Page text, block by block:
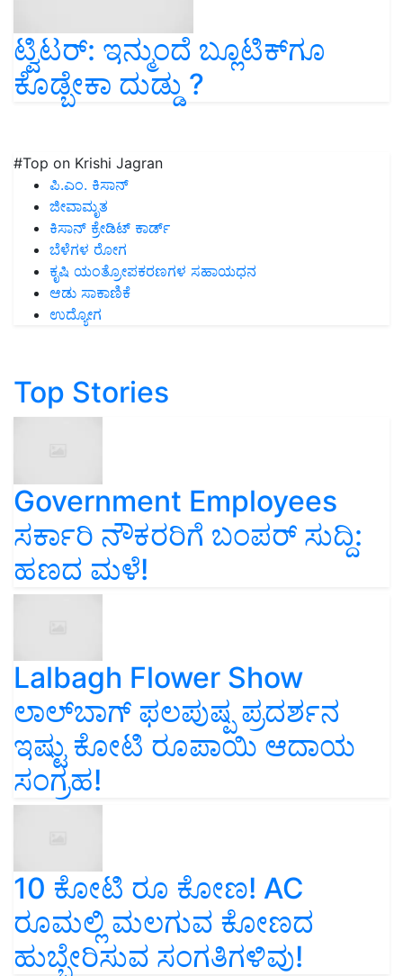
ಟ್ವಿಟರ್‌: ಇನ್ಮುಂದೆ ಬ್ಲೂಟಿಕ್‌ಗೂ
ಕೊಡ್ಬೇಕಾ ದುಡ್ಡು ?
#Top on Krishi Jagran
ಪಿ.ಎಂ. ಕಿಸಾನ್
ಜೀವಾಮೃತ
ಕಿಸಾನ್ ಕ್ರೇಡಿಟ್ ಕಾರ್ಡ್
ಬೆಳೆಗಳ ರೋಗ
ಕೃಷಿ ಯಂತ್ರೋಪಕರಣಗಳ ಸಹಾಯಧನ
ಆಡು ಸಾಕಾಣಿಕೆ
ಉದ್ಯೋಗ
Top Stories
Government Employees
ಸರ್ಕಾರಿ ನೌಕರರಿಗೆ ಬಂಪರ್‌ ಸುದ್ದಿ:
ಹಣದ ಮಳೆ!
Lalbagh Flower Show
ಲಾಲ್‌ಬಾಗ್ ಫಲಪುಷ್ಪ ಪ್ರದರ್ಶನ
ಇಷ್ಟು ಕೋಟಿ ರೂಪಾಯಿ ಆದಾಯ
ಸಂಗ್ರಹ!
10 ಕೋಟಿ ರೂ ಕೋಣ! AC
ರೂಮಲ್ಲಿ ಮಲಗುವ ಕೋಣದ
ಹುಬ್ಬೇರಿಸುವ ಸಂಗತಿಗಳಿವು!